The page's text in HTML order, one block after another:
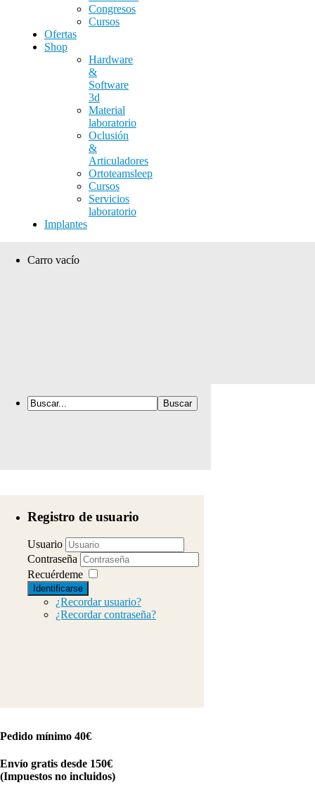
Congresos
Cursos
Ofertas
Shop
Hardware
&
Software
3d
Material
laboratorio
Oclusión
&
Articuladores
Ortoteamsleep
Cursos
Servicios
laboratorio
Implantes
Carro vacío
Registro de usuario
Usuario
Contraseña
Recuérdeme
Identificarse
¿Recordar usuario?
¿Recordar contraseña?
Pedido mínimo 40€
Envío gratis desde 150€
(Impuestos no incluidos)